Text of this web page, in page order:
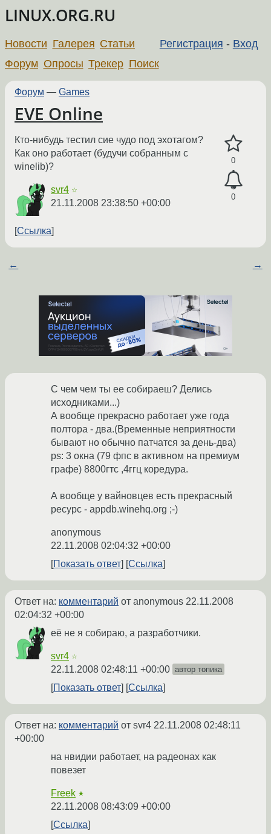
LINUX.ORG.RU
Регистрация - Вход
Новости Галерея Статьи
Форум Опросы Трекер Поиск
Форум — Games
EVE Online
0
0
Кто-нибудь тестил сие чудо под эхотагом?
Как оно работает (будучи собранным с
winelib)?
svr4 ☆
21.11.2008 23:38:50 +00:00
Ссылка
← →
С чем чем ты ее собираеш? Делись
исходниками...)
А вообще прекрасно работает уже года
полтора - два.(Временные неприятности
бывают но обычно патчатся за день-два)
ps: 3 окна (79 фпс в активном на премиум
графе) 8800гтс ,4ггц коредура.
А вообще у вайновцев есть прекрасный
ресурс - appdb.winehq.org ;-)
anonymous
22.11.2008 02:04:32 +00:00
Показать ответ
Ссылка
Ответ на: комментарий от anonymous 22.11.2008
02:04:32 +00:00
её не я собираю, а разработчики.
svr4 ☆
22.11.2008 02:48:11 +00:00 автор топика
Показать ответ Ссылка
Ответ на: комментарий от svr4 22.11.2008 02:48:11
+00:00
на нвидии работает, на радеонах как
повезет
Freek ★
22.11.2008 08:43:09 +00:00
Ссылка